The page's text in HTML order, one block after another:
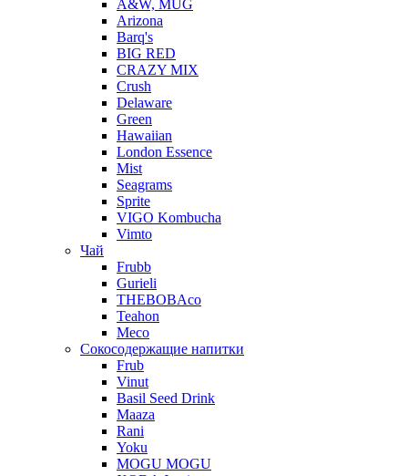
A&W, MUG
Arizona
Barq's
BIG RED
CRAZY MIX
Crush
Delaware
Green
Hawaiian
London Essence
Mist
Seagrams
Sprite
VIGO Kombucha
Vimto
Чай
Frubb
Gurieli
THEBOBAco
Teahon
Meco
Сокосодержащие напитки
Frub
Vinut
Basil Seed Drink
Maaza
Rani
Yoku
MOGU MOGU